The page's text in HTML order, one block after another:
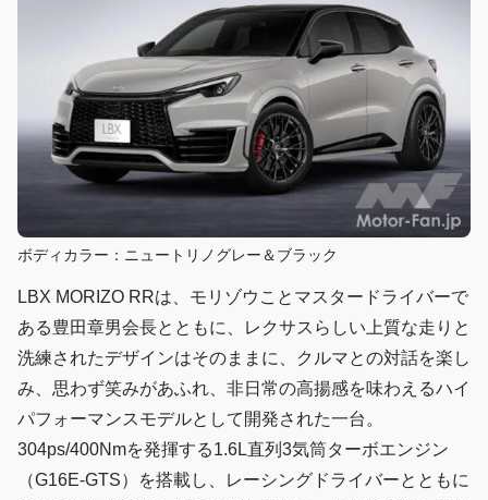
ボディカラー：ニュートリノグレー＆ブラック
LBX MORIZO RRは、モリゾウことマスタードライバーで
ある豊田章男会長とともに、レクサスらしい上質な走りと
洗練されたデザインはそのままに、クルマとの対話を楽し
み、思わず笑みがあふれ、非日常の高揚感を味わえるハイ
パフォーマンスモデルとして開発された一台。
304ps/400Nmを発揮する1.6L直列3気筒ターボエンジン
（G16E-GTS）を搭載し、レーシングドライバーとともに